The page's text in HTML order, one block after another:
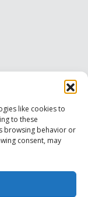
like cookies to
to these
browsing behavior or
consent, may